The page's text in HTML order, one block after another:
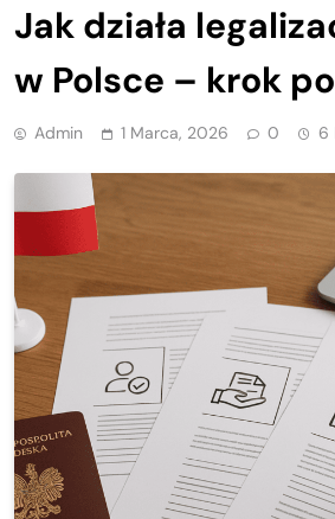
Jak działa
w Polsce – krok
Admin 1 Marca, 2026 0 6